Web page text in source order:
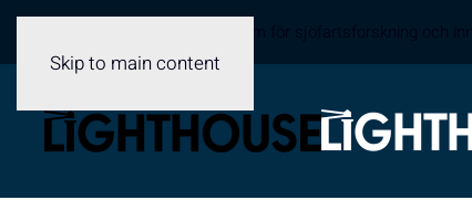
Skip to main content